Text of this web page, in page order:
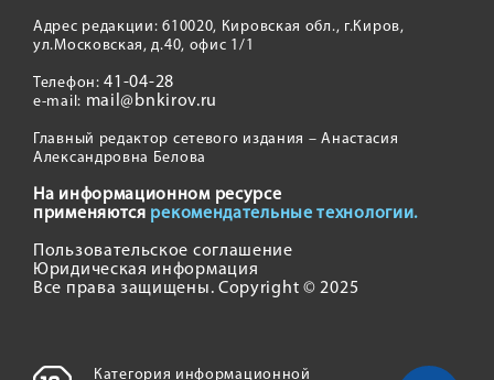
Адрес редакции: 610020, Кировская обл., г.Киров,
ул.Московская, д.40, офис 1/1
Телефон:41-04-28
e-mail: mail@bnkirov.ru
Главный редактор сетевого издания – Анастасия
Александровна Белова
На информационном ресурсе
применяются рекомендательные технологии.
Пользовательское соглашение
Юридическая информация
Все права защищены. Copyright © 2025
Категория информационной